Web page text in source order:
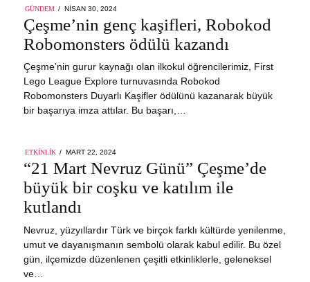
GÜNDEM
POSTED
NISAN 30, 2024
2024
Çeşme’nin genç kaşifleri, Robokod
Robomonsters ödülü kazandı
Çeşme’nin gurur kaynağı olan ilkokul öğrencilerimiz, First
Lego League Explore turnuvasında Robokod
Robomonsters Duyarlı Kaşifler ödülünü kazanarak büyük
bir başarıya imza attılar. Bu başarı,…
ETKINLIK
POSTED
ON
MART 22, 2024
“21 Mart Nevruz Günü” Çeşme’de
büyük bir coşku ve katılım ile
kutlandı
Nevruz, yüzyıllardır Türk ve birçok farklı kültürde yenilenme,
umut ve dayanışmanın sembolü olarak kabul edilir. Bu özel
gün, ilçemizde düzenlenen çeşitli etkinliklerle, geleneksel
ve…